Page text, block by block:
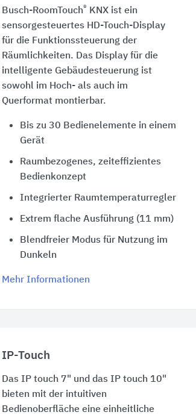
Busch-RoomTouch® KNX ist ein
sensorgesteuertes HD-Touch-Display
für die Funktionssteuerung der
Räumlichkeiten. Das Display für die
intelligente Gebäudesteuerung ist
sowohl im Hoch- als auch im
Querformat montierbar.
Bis zu 30 Bedienelemente in einem
Gerät
Raumbezogenes, zeiteffizientes
Bedienkonzept
Integrierter Raumtemperaturregler
Extrem flache Ausführung (11 mm)
Blendfreier Modus für Nutzung im
Dunkeln
Mehr Informationen
IP-Touch
Das IP touch 7" und das IP touch 10"
bieten mit der intuitiven
Bedienoberfläche eine einheitliche